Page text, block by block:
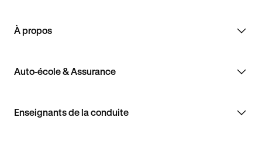
À propos
Auto-école & Assurance
Enseignants de la conduite